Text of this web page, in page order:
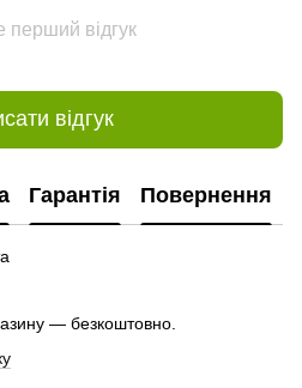
перший відгук
відгук
Гарантія Повернення
— безкоштовно.